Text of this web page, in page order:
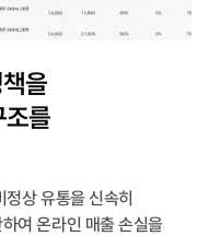
을
를
정상 유통을 신속히
여 온라인 매출 손실을